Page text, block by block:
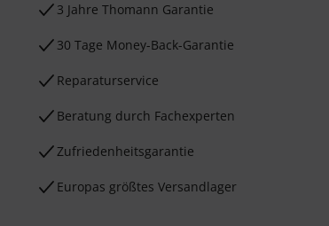
3 Jahre Thomann Garantie
30 Tage Money-Back-Garantie
Reparaturservice
Beratung durch Fachexperten
Zufriedenheitsgarantie
Europas größtes Versandlager